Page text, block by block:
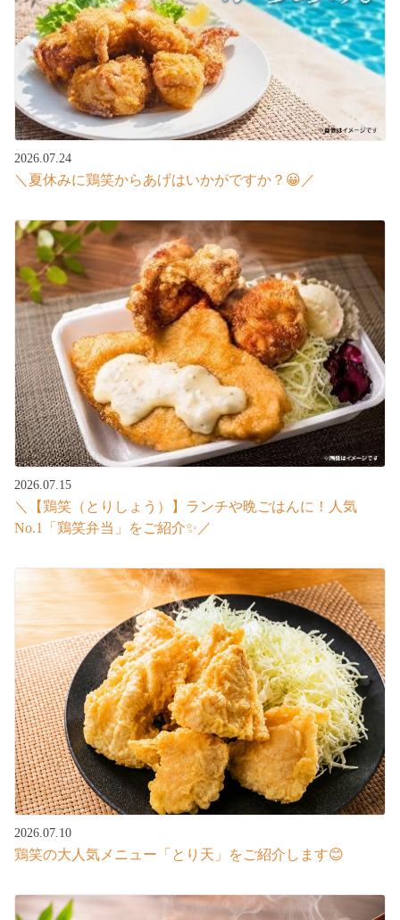
2026.07.24
＼夏休みに鶏笑からあげはいかがですか？😀／
2026.07.15
＼【鶏笑（とりしょう）】ランチや晩ごはんに！人気
No.1「鶏笑弁当」をご紹介✨／
2026.07.10
鶏笑の大人気メニュー「とり天」をご紹介します😊